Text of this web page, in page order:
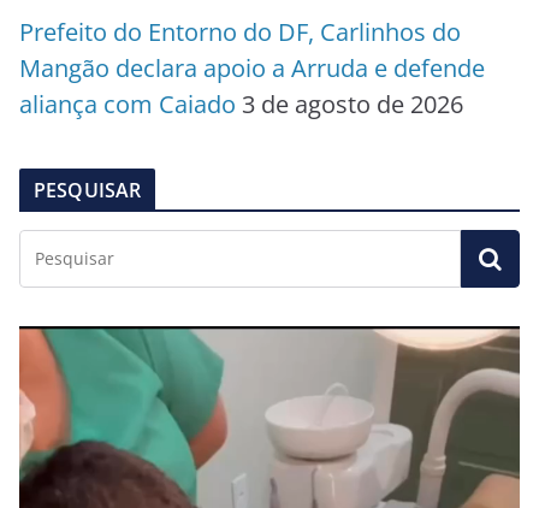
Prefeito do Entorno do DF, Carlinhos do
Mangão declara apoio a Arruda e defende
aliança com Caiado 3 de agosto de 2026
PESQUISAR